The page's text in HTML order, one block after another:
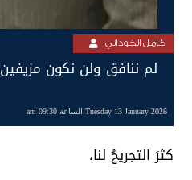
كامل الخوداني
لم ننافق ولن نكون مزيفين
Tuesday 13 January 2026 الساعة 09:30 am
كثرَ التجريحُ لنا،